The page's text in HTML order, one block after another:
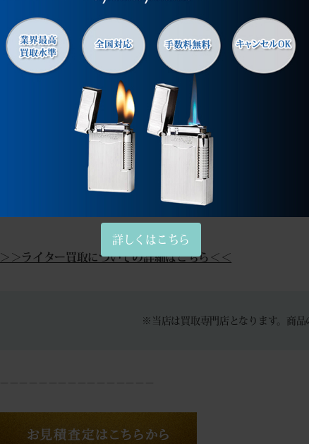
当店ではライターだけでなく、時計・ジュエリー・ブランド
すべてのお手続きは無料、もちろんキャンセル時の返送料も
遠方にお住まいの方にもご安心いただける、丁寧でスピーデ
本日はご利用いただき、誠にありがとうございました。
大切なお品物をお任せいただけたこと、心より感謝申し上げま
またのご依頼をスタッフ一同、心よりお待ちしております。
＞＞ライター買取についての詳細はこちら＜＜
※当店は買取専門店となります。商品
－－－－－－－－－－－－－－－－
詳しくはこちら